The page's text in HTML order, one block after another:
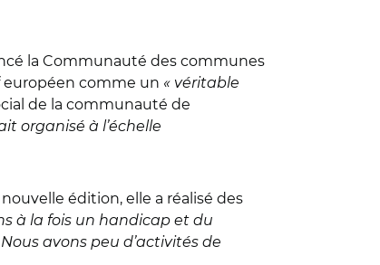
la Communauté des communes
européen comme un « véritable
de la communauté de
organisé à l’échelle
édition, elle a réalisé des
à la fois un handicap et du
avons peu d’activités de